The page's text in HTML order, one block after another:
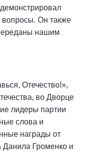
вопросы. Он также
нашим
Отечество!»,
во Дворце
лидеры партии
слова и
награды от
Данила Громенко и